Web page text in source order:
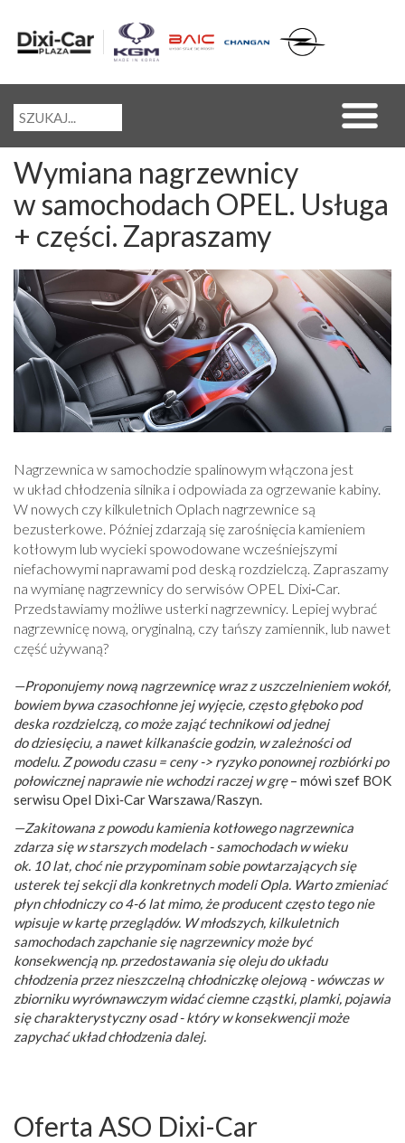
Wymiana nagrzewnicy
w samochodach OPEL. Usługa
+ części. Zapraszamy
Nagrzewnica w samochodzie spalinowym włączona jest
w układ chłodzenia silnika i odpowiada za ogrzewanie kabiny.
W nowych czy kilkuletnich Oplach nagrzewnice są
bezusterkowe. Później zdarzają się zarośnięcia kamieniem
kotłowym lub wycieki spowodowane wcześniejszymi
niefachowymi naprawami pod deską rozdzielczą. Zapraszamy
na wymianę nagrzewnicy do serwisów OPEL Dixi‑Car.
Przedstawiamy możliwe usterki nagrzewnicy. Lepiej wybrać
nagrzewnicę nową, oryginalną, czy tańszy zamiennik, lub nawet
część używaną?
—Proponujemy nową nagrzewnicę wraz z uszczelnieniem wokół,
bowiem bywa czasochłonne jej wyjęcie, często głęboko pod
deska rozdzielczą, co może zająć technikowi od jednej
do dziesięciu, a nawet kilkanaście godzin, w zależności od
modelu. Z powodu czasu = ceny -> ryzyko ponownej rozbiórki po
połowicznej naprawie nie wchodzi raczej w grę– mówi szef BOK
serwisu Opel Dixi‑Car Warszawa/Raszyn.
—Zakitowana z powodu kamienia kotłowego nagrzewnica
zdarza się w starszych modelach - samochodach w wieku
ok. 10 lat, choć nie przypominam sobie powtarzających się
usterek tej sekcji dla konkretnych modeli Opla. Warto zmieniać
płyn chłodniczy co 4-6 lat mimo, że producent często tego nie
wpisuje w kartę przeglądów. W młodszych, kilkuletnich
samochodach zapchanie się nagrzewnicy może być
konsekwencją np. przedostawania się oleju do układu
chłodzenia przez nieszczelną chłodniczkę olejową - wówczas w
zbiorniku wyrównawczym widać ciemne cząstki, plamki, pojawia
się charakterystyczny osad - który w konsekwencji może
zapychać układ chłodzenia dalej.
Oferta ASO Dixi-Car